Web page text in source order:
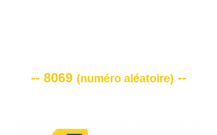
-- 8069 (numéro aléatoire) --